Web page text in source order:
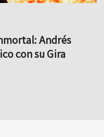
Andrés
con su Gira